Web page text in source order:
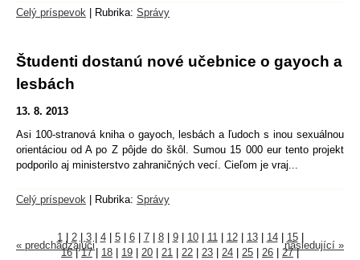
Celý príspevok Rubrika: Správy
Študenti dostanú nové učebnice o gayoch a
lesbách
13. 8. 2013
Asi 100-stranová kniha o gayoch, lesbách a ľudoch s inou sexuálnou
orientáciou od A po Z pôjde do škôl. Sumou 15 000 eur tento projekt
podporilo aj ministerstvo zahraničných vecí. Cieľom je vraj...
Celý príspevok Rubrika: Správy
« predchádzajúci
1 2 3 4 5 6 7 8 9 10 11 12 13 14 15
16 | 17 18 19 20 21 22 23 24 25 26 27 |
následující »